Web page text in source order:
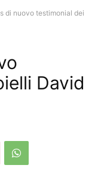
di nuovo testimonial dei
David